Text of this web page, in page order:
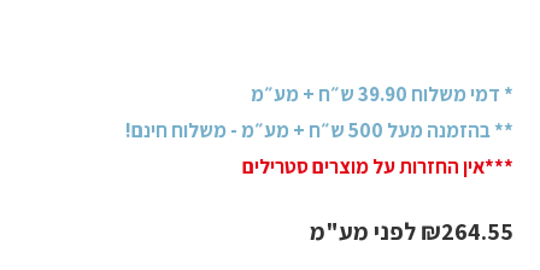
* דמי משלוח 39.90 ש״ח + מע״מ
** בהזמנה מעל 500 ש״ח + מע״מ - משלוח חינם!
***אין החזרות על מוצרים סטרילים
₪264.55 לפני מע"מ